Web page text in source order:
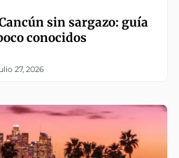
sin sargazo: guía
conocidos
27, 2026